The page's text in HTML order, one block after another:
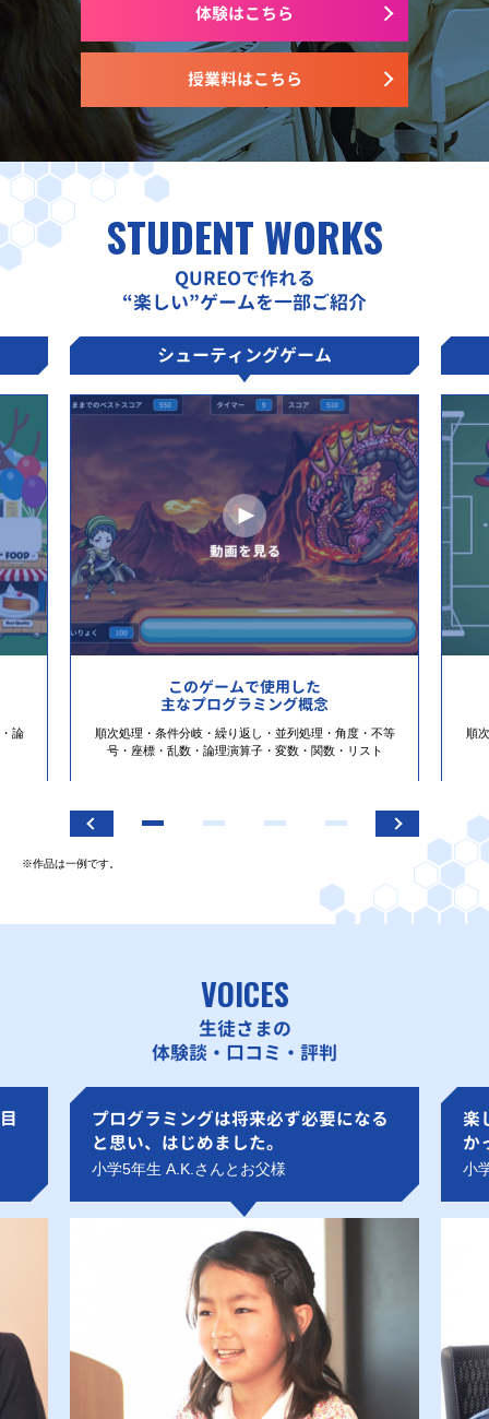
授業料はこちら
体験はこちら
STUDENT WORKS
QUREOで作れる
“楽しい”ゲームを一部ご紹介
論
シューティングゲーム
このゲームで使用した
主なプログラミング概念
順次処理・条件分岐・繰り返し・並列処理・角度・不等
号・座標・乱数・論理演算子・変数・関数・リスト
順
※作品は一例です。
VOICES
生徒さまの
体験談・口コミ・評判
プログラミングは将来必ず必要になる
と思い、はじめました。
小学5年生 A.K.さんとお父様
楽
か
小